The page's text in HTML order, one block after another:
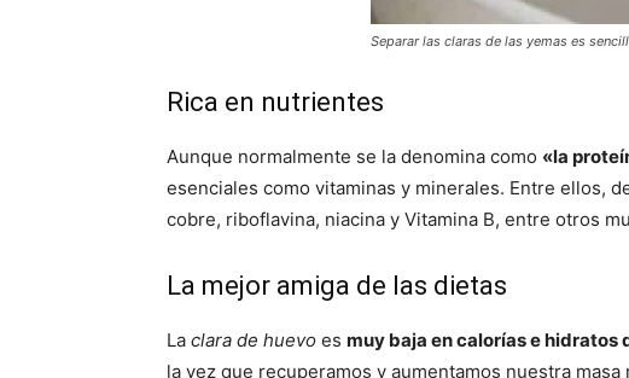
Separar las claras de las yemas es
Rica en nutrientes
Aunque normalmente se la denomina como «la
esenciales como vitaminas y minerales. Entre ellos,
cobre, riboflavina, niacina y Vitamina B, entre otros
La mejor amiga de las dietas
La clara de huevo es muy baja en calorías e hidratos
la vez que recuperamos y aumentamos nuestra masa